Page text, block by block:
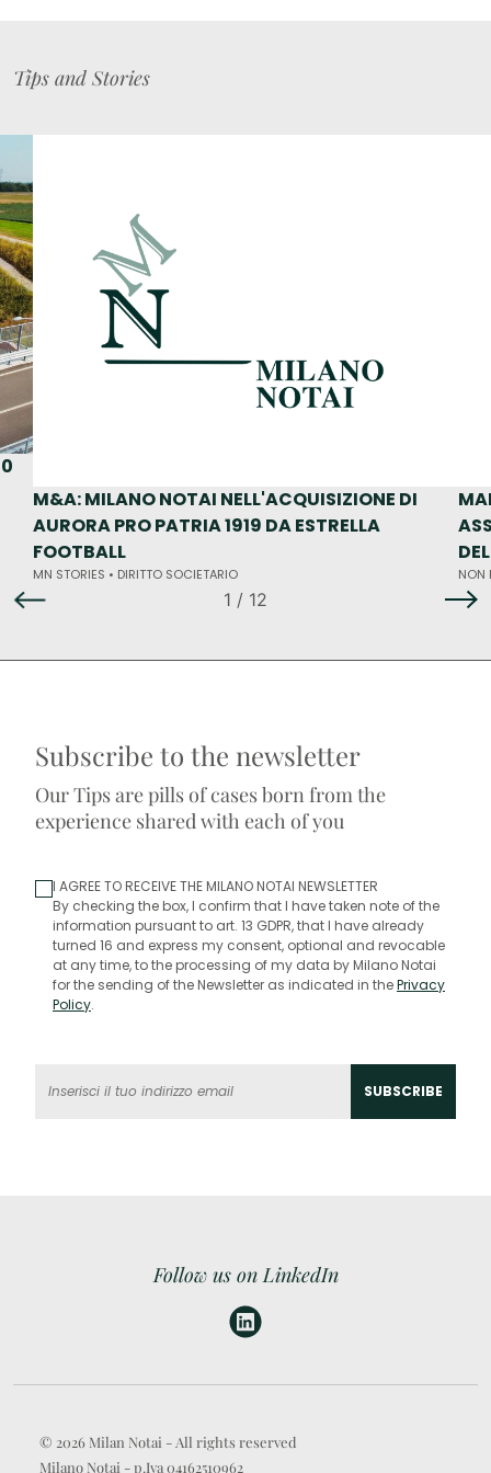
Tips and Stories
M&A: MILANO NOTAI NELL'ACQUISIZIONE DI
AURORA PRO PATRIA 1919 DA ESTRELLA
FOOTBALL
MN STORIES • DIRITTO SOCIETARIO NON
1 / 12
Subscribe to the newsletter
Our Tips are pills of cases born from the
experience shared with each of you
I AGREE TO RECEIVE THE MILANO NOTAI NEWSLETTER
By checking the box, I confirm that I have taken note of the
information pursuant to art. 13 GDPR, that I have already
turned 16 and express my consent, optional and revocable
at any time, to the processing of my data by Milano Notai
for the sending of the Newsletter as indicated in thePrivacy
Policy.
Follow us on LinkedIn
© 2026 Milan Notai - All rights reserved
Milano Notai - p.Iva 04162510962